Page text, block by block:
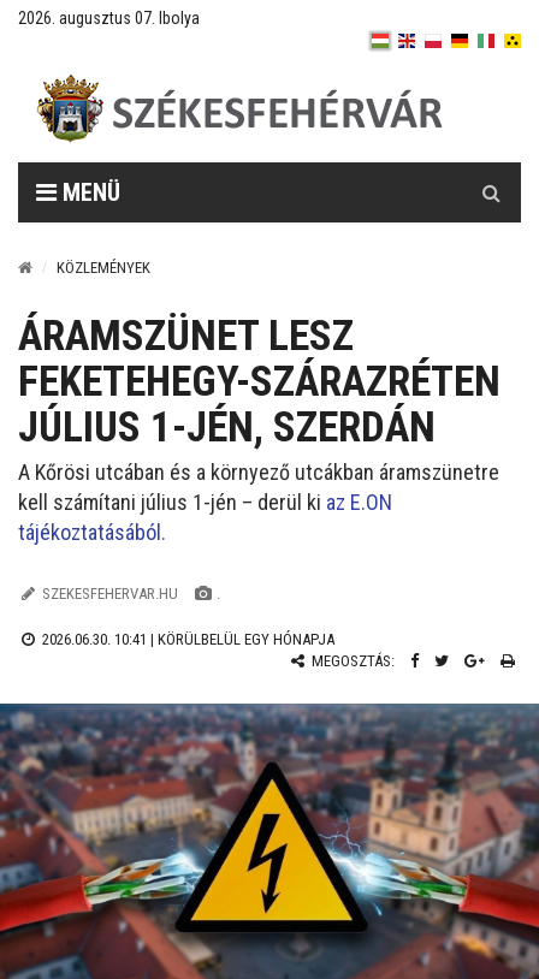
2026. augusztus 07. Ibolya
MENÜ
KÖZLEMÉNYEK
ÁRAMSZÜNET LESZ
FEKETEHEGY-SZÁRAZRÉTEN
JÚLIUS 1-JÉN, SZERDÁN
A Kőrösi utcában és a környező utcákban áramszünetre
kell számítani július 1-jén – derül ki az E.ON
tájékoztatásából.
SZEKESFEHERVAR.HU .
2026.06.30. 10:41 | KÖRÜLBELÜL EGY HÓNAPJA
MEGOSZTÁS: